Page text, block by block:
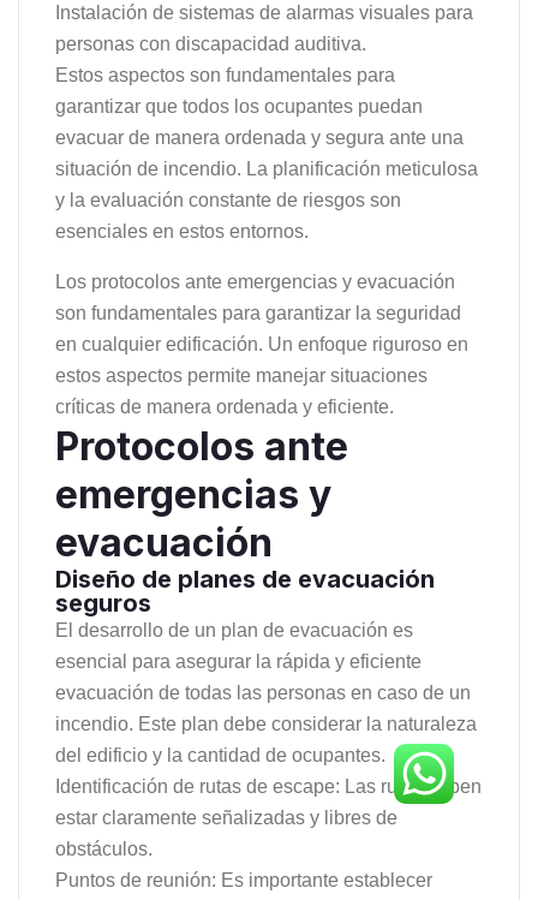
Instalación de sistemas de alarmas visuales para
personas con discapacidad auditiva.
Estos aspectos son fundamentales para
garantizar que todos los ocupantes puedan
evacuar de manera ordenada y segura ante una
situación de incendio. La planificación meticulosa
y la evaluación constante de riesgos son
esenciales en estos entornos.
Los protocolos ante emergencias y evacuación
son fundamentales para garantizar la seguridad
en cualquier edificación. Un enfoque riguroso en
estos aspectos permite manejar situaciones
críticas de manera ordenada y eficiente.
Protocolos ante
emergencias y
evacuación
Diseño de planes de evacuación
seguros
El desarrollo de un plan de evacuación es
esencial para asegurar la rápida y eficiente
evacuación de todas las personas en caso de un
incendio. Este plan debe considerar la naturaleza
del edificio y la cantidad de ocupantes.
Identificación de rutas de escape: Las rutas deben
estar claramente señalizadas y libres de
obstáculos.
Puntos de reunión: Es importante establecer